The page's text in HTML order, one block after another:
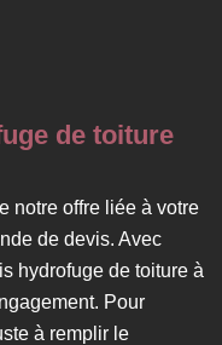
de toiture
notre offre liée à votre
de devis. Avec
hydrofuge de toiture à
Pour
à remplir le